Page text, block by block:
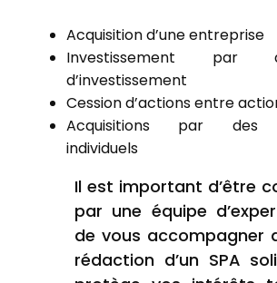
Acquisition d’une entreprise
Investissement par
d’investissement
Cession d’actions entre
Acquisitions par des
individuels
Il est important d’être
par une équipe
de vous accompagner
rédaction d’un SPA